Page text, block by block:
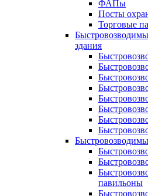
ФАПы
Посты
Торговые
здания
павильоны